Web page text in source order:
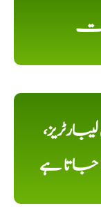
جاتا ہے